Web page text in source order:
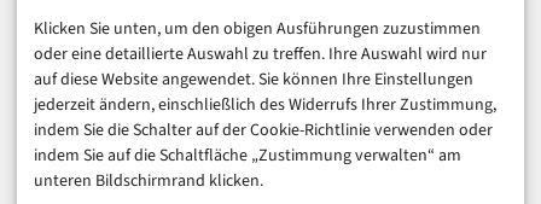
Klicken Sie unten, um den obigen Ausführungen zuzustimmen
oder eine detaillierte Auswahl zu treffen. Ihre Auswahl wird nur
auf diese Website angewendet. Sie können Ihre Einstellungen
jederzeit ändern, einschließlich des Widerrufs Ihrer Zustimmung,
indem Sie die Schalter auf der Cookie-Richtlinie verwenden oder
indem Sie auf die Schaltfläche „Zustimmung verwalten“ am
unteren Bildschirmrand klicken.
NÄCHSTER ARTIKEL
Flintfox by Enable führt den Tariff Price Planner ein,
mit dem Unternehmen proaktiv auf schwankende
Zölle reagieren können